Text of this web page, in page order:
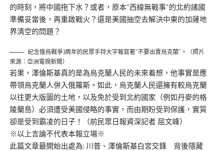
的時刻，將中國拖下水？或者，原本“西線無戰事”的北約諸國
準備妥當後，再重啟戰火？還是美國抽空去解決中東的加薩地
界清空的問題？
紀念俄烏戰爭3周年的民眾手持大字報寫著“不要出賣烏克蘭”。（照片
來源：亞洲電視新聞）
若果，澤倫斯基真的是為烏克蘭人民的未來着想，他事實是應
帶領烏克蘭人併入俄羅斯。如此，烏克蘭人民還擁有較烏克蘭
以往更大版圖的土地，以及免於受到北約國家（例如丹麥的格
陵蘭島）必須遭受美國侵略的事實，而由期盼受到保護，實質
卻是受到霸凌的日子！（前民眾日報資深記者 屈文峰）
※以上言論不代表本報立場※
此篇文章最開始出處為: 川普、澤倫斯基白宮交鋒 背後隱藏